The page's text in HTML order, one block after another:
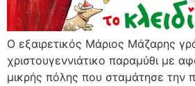
Ο εξαιρετικός Μάριος Μάζαρης
χριστουγεννιάτικο παραμύθι με
μικρής πόλης που σταμάτησε την